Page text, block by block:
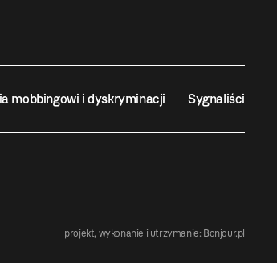
mobbingowi i dyskryminacji Sygnaliści
projekt, wykonanie i utrzymanie: Bonjour.pl